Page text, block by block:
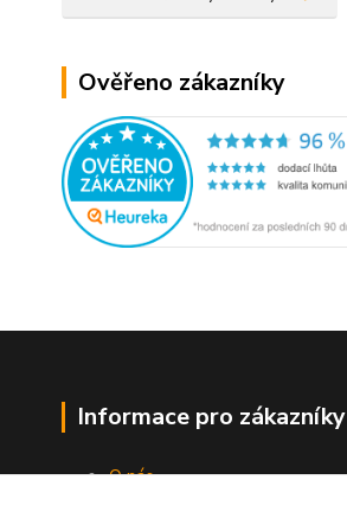
Ověřeno zákazníky
Informace pro zákazníky
O nás